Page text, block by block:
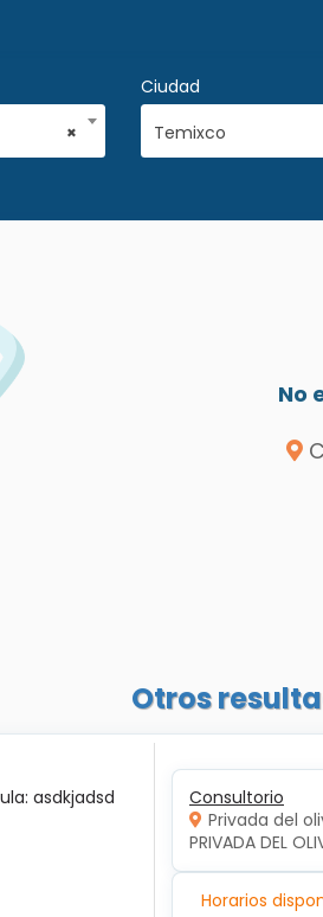
×
Ciudad
Temixco
No
Otros
asdkjadsd
Consultorio
Privada del
PRIVADA DEL
Horarios